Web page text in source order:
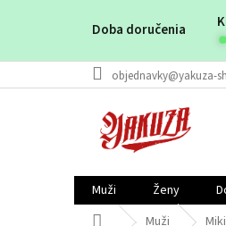
Doba doručenia
objednavky@yakuza-
Muži Ženy
DomovMuži